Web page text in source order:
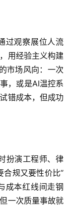
过观察展位人流
用经验主义构建
市场风向：一次
，或是AI温控系
错成本，但成功
扮演工程师、律
合规又要性价比”
成本红线间走钢
一次质量事故就